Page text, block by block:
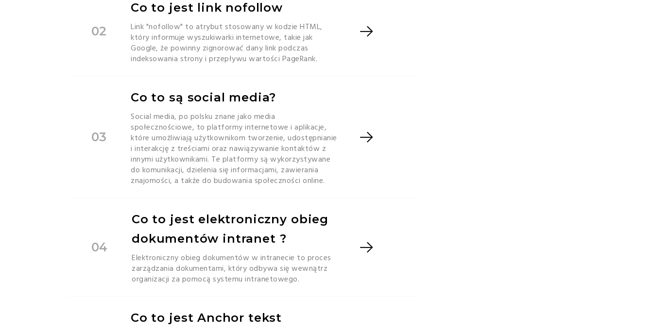
02
Co to jest link nofollow
Link "nofollow" to atrybut stosowany w kodzie HTML,
który informuje wyszukiwarki internetowe, takie jak
Google, że powinny zignorować dany link podczas
indeksowania strony i przepływu wartości PageRank.
03
Co to są social media?
Social media, po polsku znane jako media
społecznościowe, to platformy internetowe i aplikacje,
które umożliwiają użytkownikom tworzenie, udostępnianie
i interakcję z treściami oraz nawiązywanie kontaktów z
innymi użytkownikami. Te platformy są wykorzystywane
do komunikacji, dzielenia się informacjami, zawierania
znajomości, a także do budowania społeczności online.
04
Co to jest elektroniczny obieg
dokumentów intranet ?
Elektroniczny obieg dokumentów w intranecie to proces
zarządzania dokumentami, który odbywa się wewnątrz
organizacji za pomocą systemu intranetowego.
Co to jest Anchor tekst